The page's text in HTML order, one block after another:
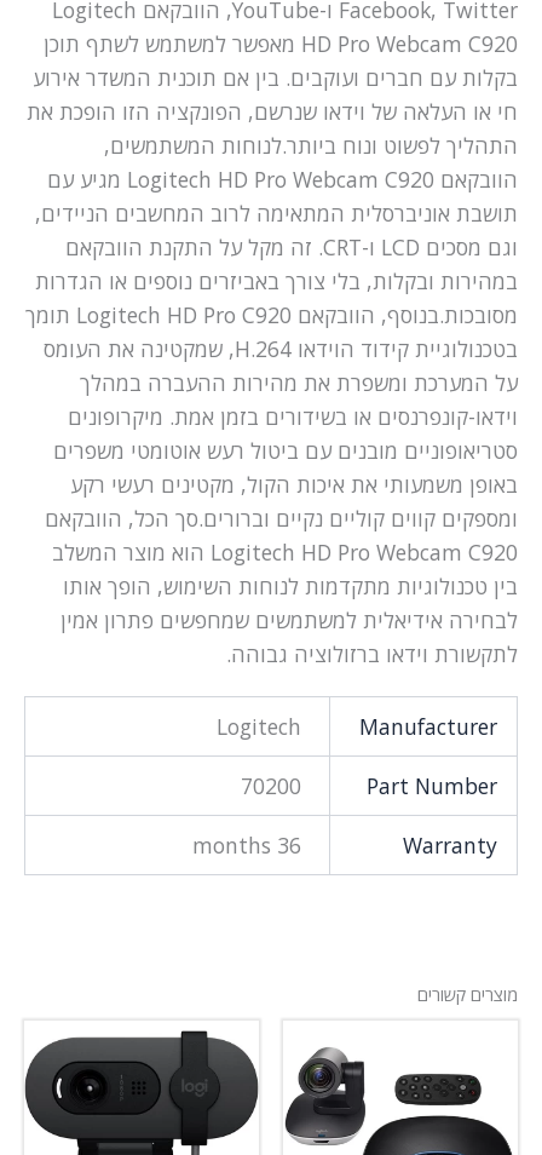
Facebook, Twitter ו-YouTube, הוובקאם Logitech
HD Pro Webcam C920 מאפשר למשתמש לשתף תוכן
בקלות עם חברים ועוקבים. בין אם תוכנית המשדר אירוע
חי או העלאה של וידאו שנרשם, הפונקציה הזו הופכת את
התהליך לפשוט ונוח ביותר.לנוחות המשתמשים,
הוובקאם Logitech HD Pro Webcam C920 מגיע עם
תושבת אוניברסלית המתאימה לרוב המחשבים הניידים,
וגם מסכים LCD ו-CRT. זה מקל על התקנת הוובקאם
במהירות ובקלות, בלי צורך באביזרים נוספים או הגדרות
מסובכות.בנוסף, הוובקאם Logitech HD Pro C920 תומך
בטכנולוגיית קידוד הוידאו H.264, שמקטינה את העומס
על המערכת ומשפרת את מהירות ההעברה במהלך
וידאו-קונפרנסים או בשידורים בזמן אמת. מיקרופונים
סטריאופוניים מובנים עם ביטול רעש אוטומטי משפרים
באופן משמעותי את איכות הקול, מקטינים רעשי רקע
ומספקים קווים קוליים נקיים וברורים.סך הכל, הוובקאם
Logitech HD Pro Webcam C920 הוא מוצר המשלב
בין טכנולוגיות מתקדמות לנוחות השימוש, הופך אותו
לבחירה אידיאלית למשתמשים שמחפשים פתרון אמין
לתקשורת וידאו ברזולוציה גבוהה.
Manufacturer
Logitech
Part Number
70200
Warranty
36 months
מוצרים קשורים